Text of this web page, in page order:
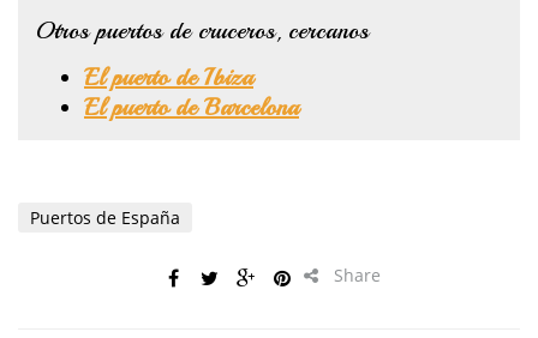
Otros puertos de cruceros, cercanos
El puerto de Ibiza
El puerto de Barcelona
Puertos de España
Share